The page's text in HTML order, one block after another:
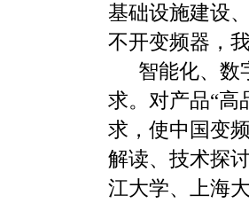
基础设施建设
不开变频器，
智能化、数
求。对产品“高
求，使中国变
解读、技术探
江大学、上海